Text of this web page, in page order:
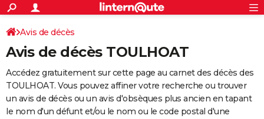
ACTUALITÉS
Politique
Société
Faits Divers
Education
Monde
Villes
+
SPORT
Coupe du monde 2026
Football
Tennis
Cyclisme
Rugby
Forum
Programme TV
TNT
Streaming
Cinéma
Sorties cinéma
Musique
+
FINANCE
Impôts
Immobilier
Risques naturels par ville
Banque
Assurance
Crédit
AUTO
Avis de décès
Avis de décès TOULHOAT
Accédez gratuitement sur cette page au carnet des décès des
TOULHOAT. Vous pouvez affiner votre recherche ou trouver
un avis de décès ou un avis d'obsèques plus ancien en tapant
le nom d'un défunt et/ou le nom ou le code postal d'une